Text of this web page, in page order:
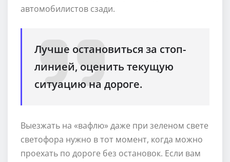
автомобилистов сзади.
Лучше остановиться за стоп-
линией, оценить текущую
ситуацию на дороге.
Выезжать на «вафлю» даже при зеленом свете
светофора нужно в тот момент, когда можно
проехать по дороге без остановок. Если вам